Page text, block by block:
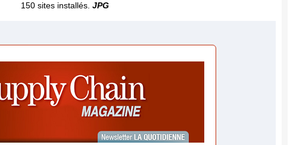
150 sites installés. JPG